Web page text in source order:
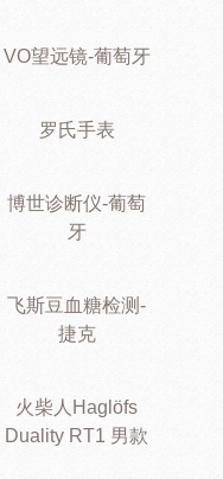
VO望远镜-葡萄牙
罗氏手表
博世诊断仪-葡萄
牙
飞斯豆血糖检测-
捷克
火柴人Haglöfs
Duality RT1 男款